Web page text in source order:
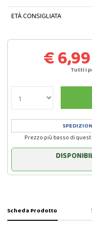
ETÀ CONSIGLIATA
€ 6,99
Tutti i
Prezzo più basso di
Scheda Prodotto